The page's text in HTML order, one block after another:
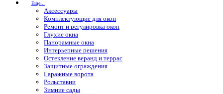
Еще...
Аксессуары
Комплектующие для окон
Ремонт и регулировка окон
Глухие окна
Панорамные окна
Интерьерные решения
Остекление веранд и террас
Защитные ограждения
Гаражные ворота
Рольставни
Зимние сады